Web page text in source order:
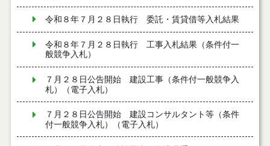
令和８年７月２８日執行 委託・賃貸借等入札結果
令和８年７月２８日執行 工事入札結果（条件付一
般競争入札）
７月２８日公告開始 建設工事（条件付一般競争入
札）（電子入札）
７月２８日公告開始 建設コンサルタント等（条件
付一般競争入札）（電子入札）